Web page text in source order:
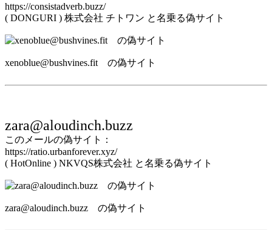
https://consistadverb.buzz/
( DONGURI ) 株式会社 チトワン と名乗る偽サイト
xenoblue@bushvines.fit の偽サイト
zara@aloudinch.buzz
このメールの偽サイト：
https://ratio.urbanforever.xyz/
( HotOnline ) NKVQS株式会社 と名乗る偽サイト
zara@aloudinch.buzz の偽サイト